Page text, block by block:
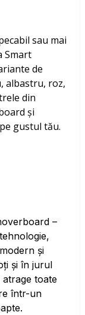
sau mai
Smart
de
albastru, roz,
din
și
gustul tău.
–
și
și în jurul
toate
într-un